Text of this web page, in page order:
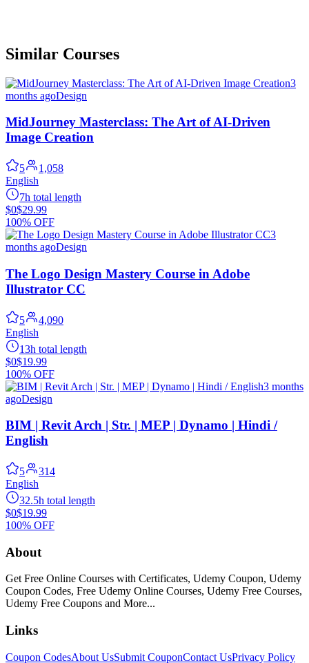
Similar Courses
3
months agoDesign
MidJourney Masterclass: The Art of AI-Driven
Image Creation
5
1,058
English
7h total length
$0$29.99
100% OFF
3
months agoDesign
The Logo Design Mastery Course in Adobe
Illustrator CC
5
4,090
English
13h total length
$0$19.99
100% OFF
3 months
agoDesign
BIM | Revit Arch | Str. | MEP | Dynamo | Hindi /
English
5
314
English
32.5h total length
$0$19.99
100% OFF
About
Get Free Online Courses with Certificates, Udemy Coupon, Udemy
Coupon Codes, Free Udemy Online Courses, Udemy Free Courses,
Udemy Free Coupons and More...
Links
Coupon CodesAbout UsSubmit CouponContact UsPrivacy Policy